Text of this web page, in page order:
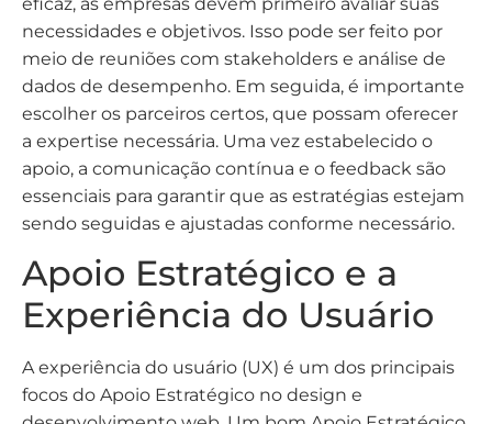
necessidades e objetivos. Isso pode ser feito por
meio de reuniões com stakeholders e análise de
dados de desempenho. Em seguida, é importante
escolher os parceiros certos, que possam oferecer
a expertise necessária. Uma vez estabelecido o
apoio, a comunicação contínua e o feedback são
essenciais para garantir que as estratégias estejam
sendo seguidas e ajustadas conforme necessário.
Apoio Estratégico e a
Experiência do Usuário
A experiência do usuário (UX) é um dos principais
focos do Apoio Estratégico no design e